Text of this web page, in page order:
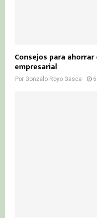
Consejos para
empresarial
Por Gonzalo Royo Gasca